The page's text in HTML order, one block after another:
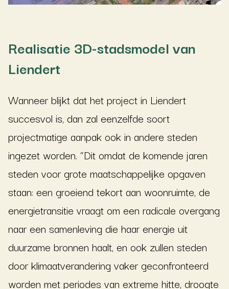
Realisatie 3D-stadsmodel van
Liendert
Wanneer blijkt dat het project in Liendert
succesvol is, dan zal eenzelfde soort
projectmatige aanpak ook in andere steden
ingezet worden. “Dit omdat de komende jaren
steden voor grote maatschappelijke opgaven
staan: een groeiend tekort aan woonruimte, de
energietransitie vraagt om een radicale overgang
naar een samenleving die haar energie uit
duurzame bronnen haalt, en ook zullen steden
door klimaatverandering vaker geconfronteerd
worden met periodes van extreme hitte, droogte